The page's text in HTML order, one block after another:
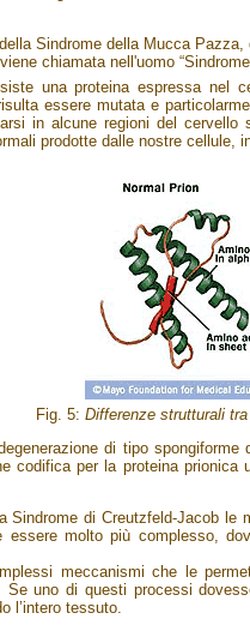
Sindrome della Mucca
chiamata nell'uomo
una proteina espressa
essere mutata e
in alcune regioni del
prodotte dalle nostre
Fig. 5: Differenze strutturali
di tipo
codifica per la proteina
Sindrome di Creutzfeld-Jacob
essere molto più complesso,
meccanismi che le
Se uno di questi processi
l’intero tessuto.